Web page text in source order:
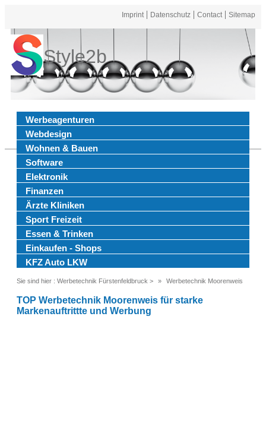
Imprint Datenschutz Contact Sitemap
Style2b
Werbeagenturen
Webdesign
Wohnen & Bauen
Software
Elektronik
Finanzen
Ärzte Kliniken
Sport Freizeit
Essen & Trinken
Einkaufen - Shops
KFZ Auto LKW
Sie sind hier : Werbetechnik Fürstenfeldbruck > Werbetechnik Moorenweis
TOP Werbetechnik Moorenweis für starke
Markenauftrittte und Werbung